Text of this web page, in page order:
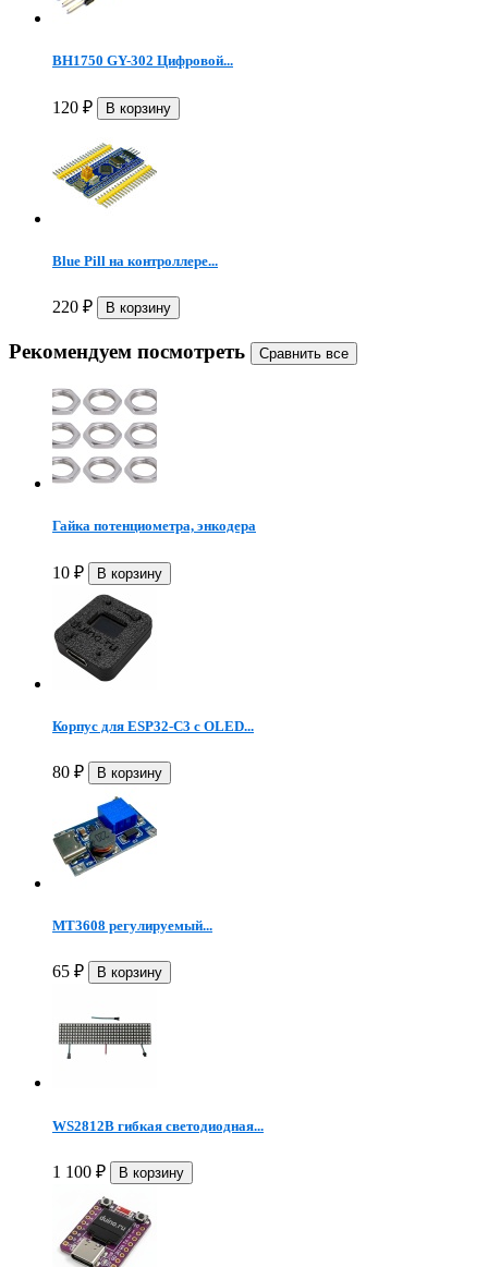
BH1750 GY-302 Цифровой...
120 ₽
Blue Pill на контроллере...
220 ₽
Рекомендуем посмотреть
Гайка потенциометра, энкодера
10 ₽
Корпус для ESP32-C3 с OLED...
80 ₽
MT3608 регулируемый...
65 ₽
WS2812B гибкая светодиодная...
1 100 ₽